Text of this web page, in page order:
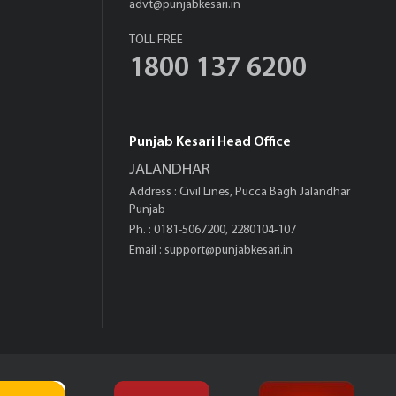
advt@punjabkesari.in
TOLL FREE
1800 137 6200
Punjab Kesari Head Office
JALANDHAR
Address : Civil Lines, Pucca Bagh Jalandhar
Punjab
Ph. : 0181-5067200, 2280104-107
Email : support@punjabkesari.in